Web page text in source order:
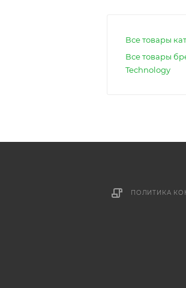
Все товары
Все товары
Technology
ПОЛИТИКА